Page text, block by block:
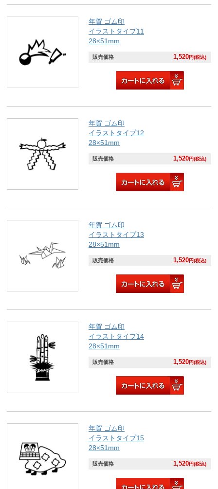
年賀 ゴム印
イラストタイプ11
28×51mm
販売価格 1,520円(税込)
年賀 ゴム印
イラストタイプ12
28×51mm
販売価格 1,520円(税込)
年賀 ゴム印
イラストタイプ13
28×51mm
販売価格 1,520円(税込)
年賀 ゴム印
イラストタイプ14
28×51mm
販売価格 1,520円(税込)
年賀 ゴム印
イラストタイプ15
28×51mm
販売価格 1,520円(税込)